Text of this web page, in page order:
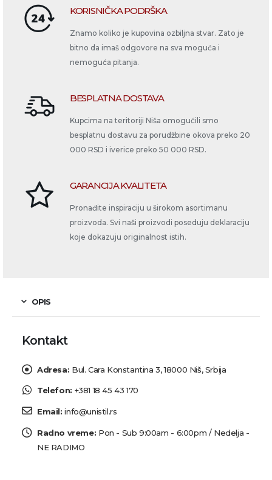
KORISNIČKA PODRŠKA
Znamo koliko je kupovina ozbiljna stvar. Zato je
bitno da imaš odgovore na sva moguća i
nemoguća pitanja.
BESPLATNA DOSTAVA
Kupcima na teritoriji Niša omogućili smo
besplatnu dostavu za porudžbine okova preko 20
000 RSD i iverice preko 50 000 RSD.
GARANCIJA KVALITETA
Pronađite inspiraciju u širokom asortimanu
proizvoda. Svi naši proizvodi poseduju deklaraciju
koje dokazuju originalnost istih.
OPIS
Kontakt
Adresa: Bul. Cara Konstantina 3, 18000 Niš, Srbija
Telefon: +381 18 45 43 170
Email: info@unistil.rs
Radno vreme: Pon - Sub 9:00am - 6:00pm / Nedelja -
NE RADIMO